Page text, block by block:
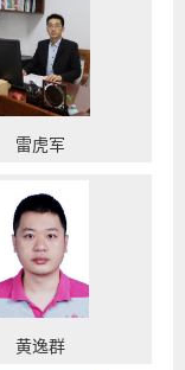
雷虎军
黄逸群